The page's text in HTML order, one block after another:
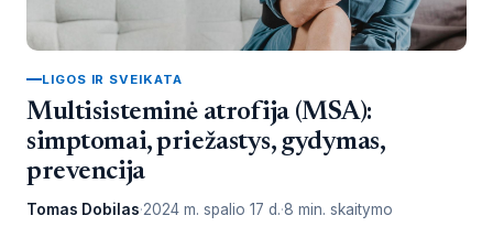
LIGOS IR SVEIKATA
Multisisteminė atrofija (MSA):
simptomai, priežastys, gydymas,
prevencija
Tomas Dobilas 2024 m. spalio 17 d. 8 min. skaitymo